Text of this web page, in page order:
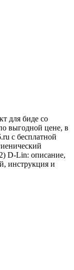
для биде со
выгодной цене, в
с бесплатной
D-Lin: описание,
инструкция и